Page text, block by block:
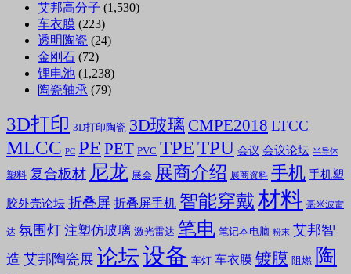
艾邦高分子 (1,530)
车衣膜 (223)
透明陶瓷 (24)
金刚石 (72)
锂电池 (1,238)
陶瓷轴承 (79)
3D打印 3D打印陶瓷 3D玻璃 CMPE2018 LTCC
MLCC PC PE PET PVC TPETPU 会议 会议论坛 半导体
塑料 复合板材 尼龙 展会 展商介绍 展商资料 手机 手机塑
胶外壳论坛 折叠屏 折叠屏手机 智能穿戴材料 毫米波雷
达 氛围灯 注塑仿玻璃 激光雷达 笔电 笔记本电脑 粉末 艾邦智
造 艾邦陶瓷展 论坛设备 车灯 车衣膜 镀膜 阻燃 陶